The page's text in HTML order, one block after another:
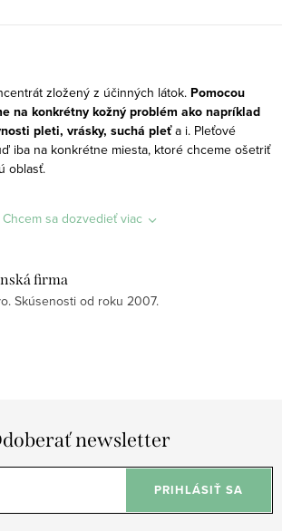
zložený z účinných látok. Pomocou
na konkrétny kožný problém ako napríklad
pleti, vrásky, suchá pleťa i. Pleťové
iba na konkrétne miesta, ktoré chceme ošetriť
oblasť.
Chcem sa dozvedieť viac
firma
Skúsenosti od roku 2007.
newsletter
PRIHLÁSIŤ SA